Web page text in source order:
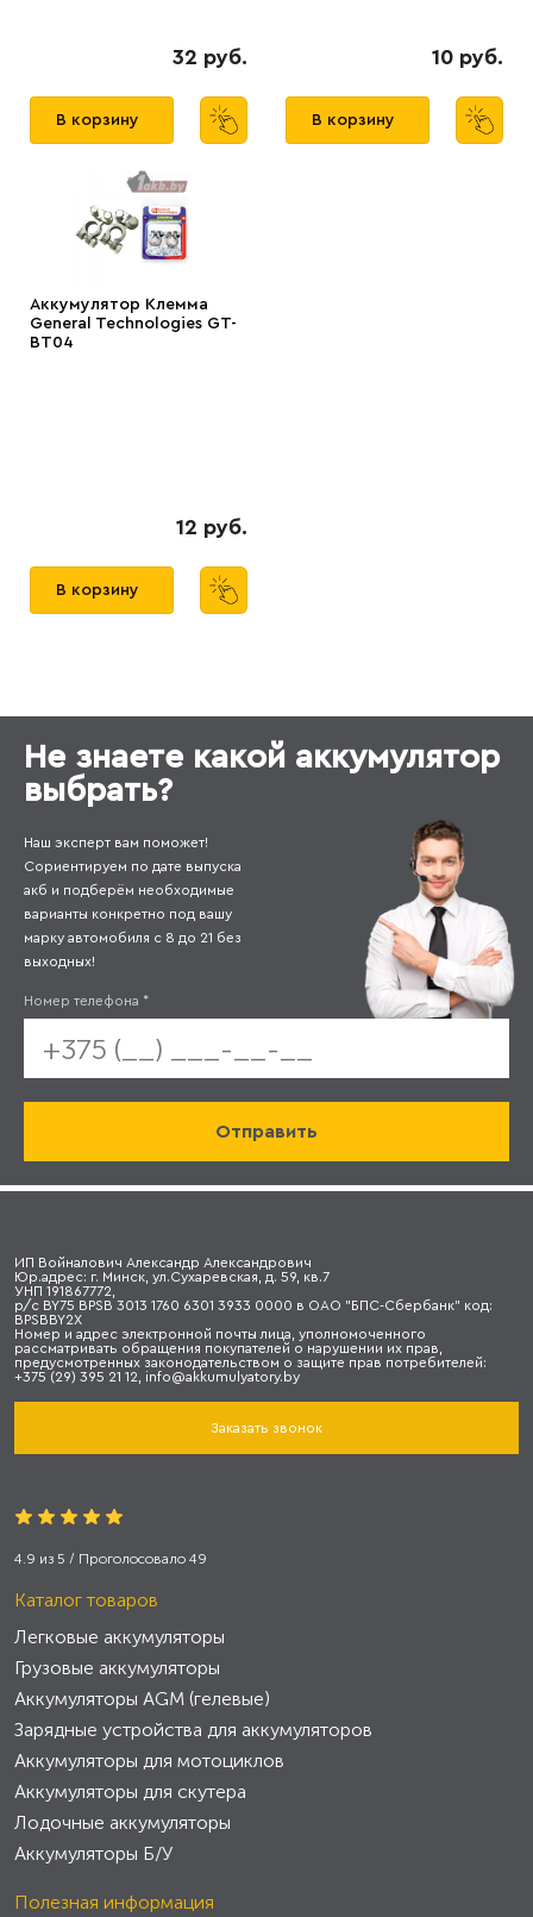
32 руб.
В корзину
10 руб.
В корзину
Аккумулятор Клемма
General Technologies GT-
BT04
12 руб.
В корзину
Не знаете какой аккумулятор
выбрать?
Наш эксперт вам поможет!
Сориентируем по дате выпуска
акб и подберём необходимые
варианты конкретно под вашу
марку автомобиля с 8 до 21 без
выходных!
Номер телефона *
ИП Войналович Александр Александрович
Юр.адрес: г. Минск, ул.Сухаревская, д. 59, кв.7
УНП 191867772,
р/с BY75 BPSB 3013 1760 6301 3933 0000 в ОАО "БПС-Сбербанк" код:
BPSBBY2X
Номер и адрес электронной почты лица, уполномоченного
рассматривать обращения покупателей о нарушении их прав,
предусмотренных законодательством о защите прав потребителей:
+375 (29) 395 21 12, info@akkumulyatory.by
Заказать звонок
4.9 из 5 / Проголосовало 49
Каталог товаров
Легковые аккумуляторы
Грузовые аккумуляторы
Аккумуляторы AGM (гелевые)
Зарядные устройства для аккумуляторов
Аккумуляторы для мотоциклов
Аккумуляторы для скутера
Лодочные аккумуляторы
Аккумуляторы Б/У
Полезная информация